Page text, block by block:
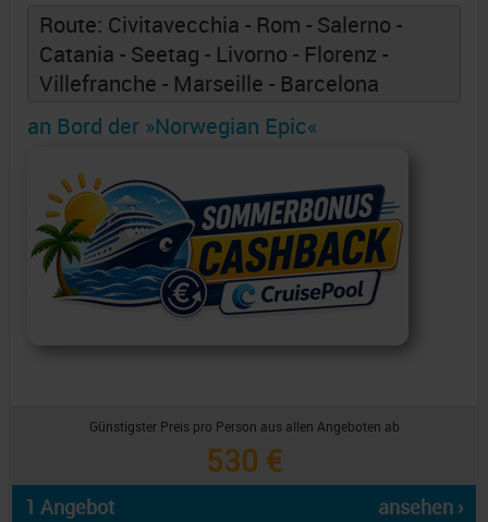
Route: Civitavecchia - Rom - Salerno -
Catania - Seetag - Livorno - Florenz -
Villefranche - Marseille - Barcelona
an Bord der »Norwegian Epic«
Günstigster Preis pro Person aus allen Angeboten ab
530 €
1 Angebot ansehen ›